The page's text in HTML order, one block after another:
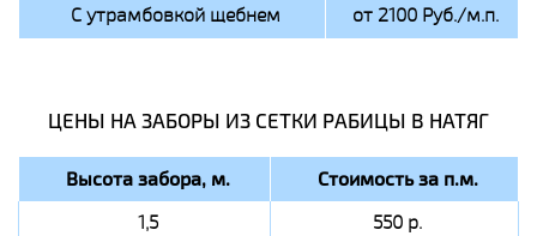
С утрамбовкой щебнем
от 2100 Руб./м.п.
ЦЕНЫ НА ЗАБОРЫ ИЗ СЕТКИ РАБИЦЫ В НАТЯГ
Высота забора, м. Стоимость за п.м.
1,5 550 р.